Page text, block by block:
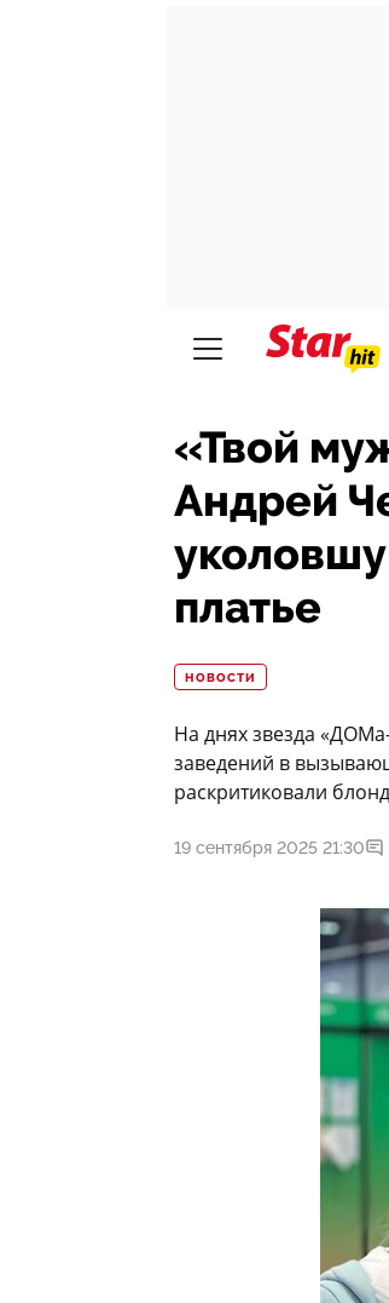
«Твой
Андрей
платье
НОВОСТИ
На днях звезда
заведений в
раскритиковали
19 сентября 2025 21:30